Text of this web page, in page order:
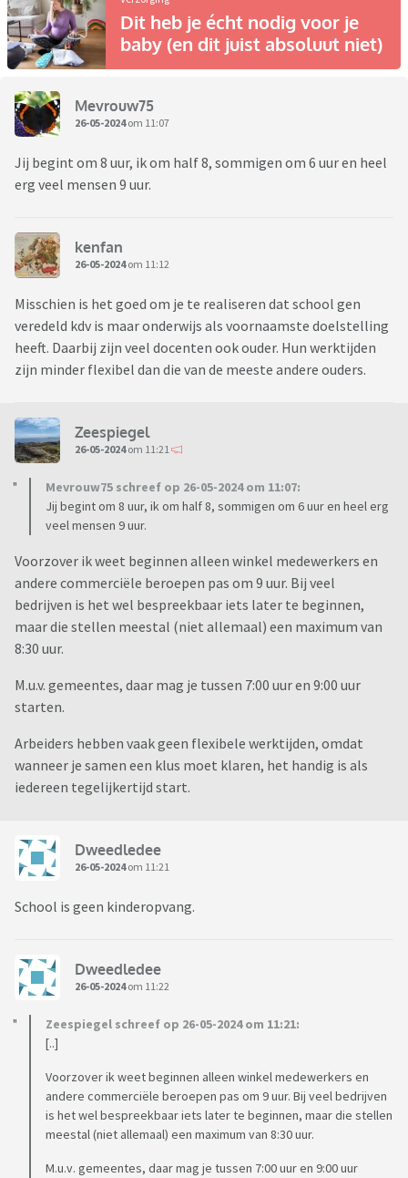
Dit heb je écht nodig voor je
baby (en dit juist absoluut niet)
Mevrouw75
26-05-2024om 11:07
Jij begint om 8 uur, ik om half 8, sommigen om 6 uur en heel
erg veel mensen 9 uur.
kenfan
26-05-2024om 11:12
Misschien is het goed om je te realiseren dat school gen
veredeld kdv is maar onderwijs als voornaamste doelstelling
heeft. Daarbij zijn veel docenten ook ouder. Hun werktijden
zijn minder flexibel dan die van de meeste andere ouders.
Zeespiegel
26-05-2024om 11:21
Mevrouw75 schreef op 26-05-2024 om 11:07:
Jij begint om 8 uur, ik om half 8, sommigen om 6 uur en heel erg
veel mensen 9 uur.
Voorzover ik weet beginnen alleen winkel medewerkers en
andere commerciële beroepen pas om 9 uur. Bij veel
bedrijven is het wel bespreekbaar iets later te beginnen,
maar die stellen meestal (niet allemaal) een maximum van
8:30 uur.
M.u.v. gemeentes, daar mag je tussen 7:00 uur en 9:00 uur
starten.
Arbeiders hebben vaak geen flexibele werktijden, omdat
wanneer je samen een klus moet klaren, het handig is als
iedereen tegelijkertijd start.
Dweedledee
26-05-2024om 11:21
School is geen kinderopvang.
Dweedledee
26-05-2024om 11:22
Zeespiegel schreef op 26-05-2024 om 11:21:
[..]
Voorzover ik weet beginnen alleen winkel medewerkers en
andere commerciële beroepen pas om 9 uur. Bij veel bedrijven
is het wel bespreekbaar iets later te beginnen, maar die stellen
meestal (niet allemaal) een maximum van 8:30 uur.
M.u.v. gemeentes, daar mag je tussen 7:00 uur en 9:00 uur